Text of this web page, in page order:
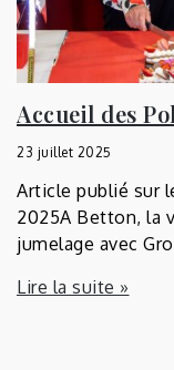
Accueil des
23 juillet 2025
Article publié sur
2025A Betton, la
jumelage avec
Lire la suite »